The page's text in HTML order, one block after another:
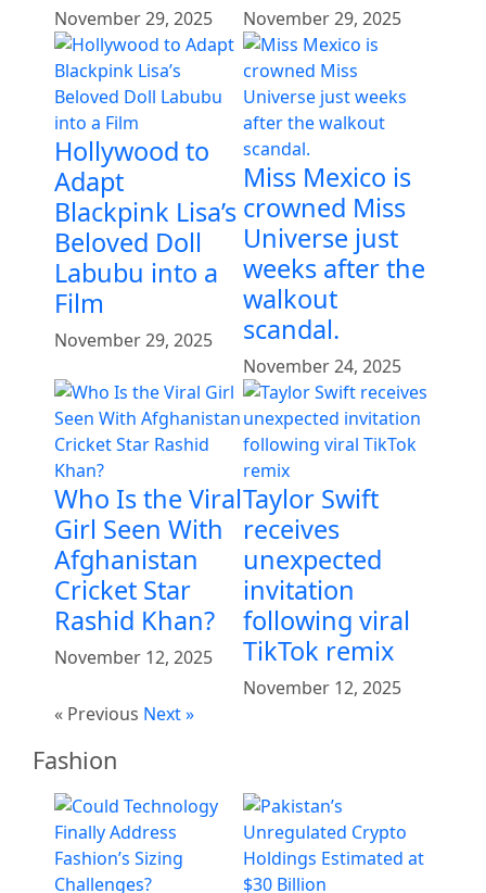
November 29, 2025 November 29, 2025
Hollywood to
Adapt
Blackpink Lisa’s
Beloved Doll
Labubu into a
Film
November 29, 2025
Miss Mexico is
crowned Miss
Universe just
weeks after the
walkout
scandal.
November 24, 2025
Who Is the Viral
Girl Seen With
Afghanistan
Cricket Star
Rashid Khan?
November 12, 2025
Taylor Swift
receives
unexpected
invitation
following viral
TikTok remix
November 12, 2025
« Previous Next »
Fashion